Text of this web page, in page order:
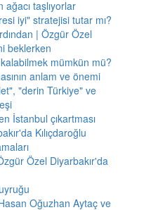
taşlıyorlar
iyi" stratejisi tutar mı?
| Özgür Özel
beklerken
mümkün mü?
anlam ve önemi
"derin Türkiye" ve
İstanbul çıkartması
Kılıçdaroğlu
Özel Diyarbakır'da
Oğuzhan Aytaç ve